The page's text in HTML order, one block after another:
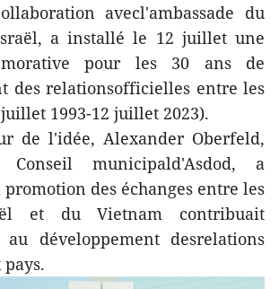
avecl'ambassade du
a installé le 12 juillet une
pour les 30 ans de
des relationsofficielles entre les
1993-12 juillet 2023).
de l'idée, Alexander Oberfeld,
municipald'Asdod, a
des échanges entre les
et du Vietnam contribuait
au développement desrelations